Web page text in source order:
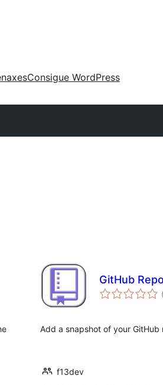
Consigue WordPress
GitHub
Add a snapshot of your
f13dev